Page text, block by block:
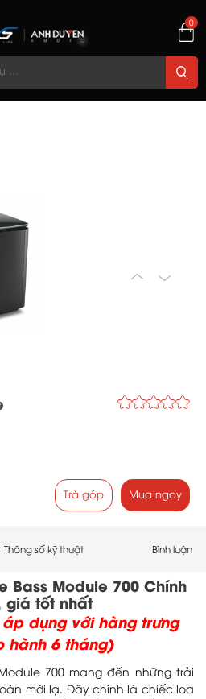
0
Trả góp Mua ngay
Thông số kỹ thuật Bình luận
Bass Module 700 Chính
giá tốt nhất
dụng với hàng trưng
hành 6 tháng)
Module 700 mang đến những trải
mới lạ. Đây chính là chiếc loa